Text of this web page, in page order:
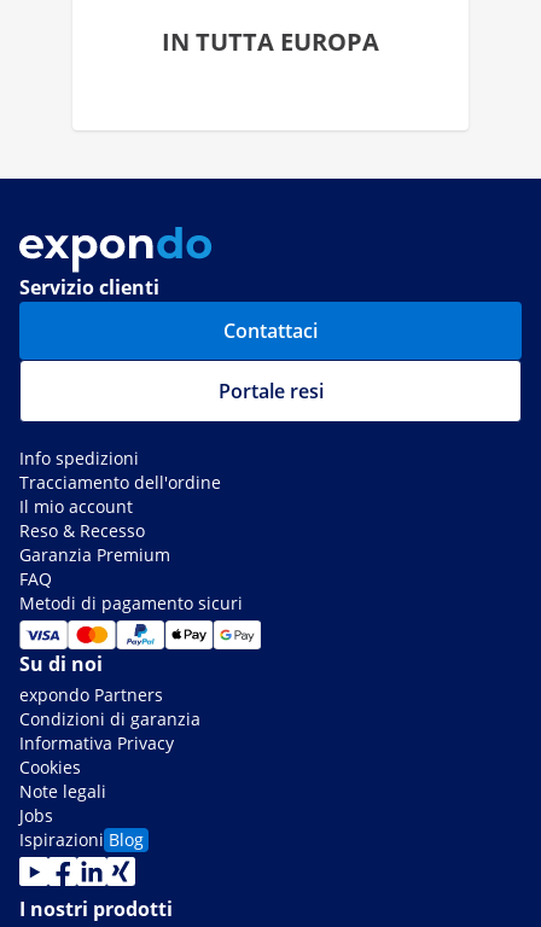
IN TUTTA EUROPA
Servizio clienti
Contattaci
Portale resi
Info spedizioni
Tracciamento dell'ordine
Il mio account
Reso & Recesso
Garanzia Premium
FAQ
Metodi di pagamento sicuri
Su di noi
expondo Partners
Condizioni di garanzia
Informativa Privacy
Cookies
Note legali
Jobs
Ispirazioni Blog
I nostri prodotti